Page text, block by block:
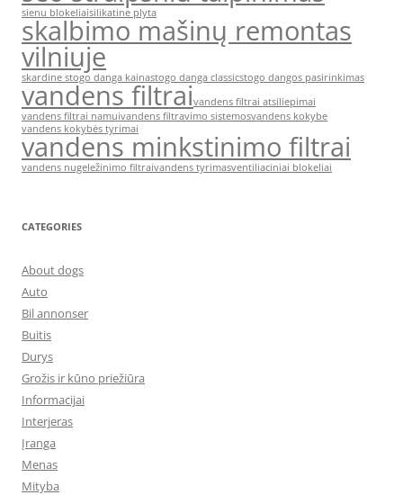
sienu blokeliaisilikatine plyta
skalbimo mašinų remontas
vilniuje
skardine stogo danga kainastogo danga classicstogo dangos pasirinkimas
vandens filtraivandens filtrai atsiliepimai
vandens filtrai namuivandens filtravimo sistemosvandens kokybe
vandens kokybės tyrimai
vandens minkstinimo filtrai
vandens nugeležinimo filtraivandens tyrimasventiliaciniai blokeliai
CATEGORIES
About dogs
Auto
Bil annonser
Buitis
Durys
Grožis ir kūno priežiūra
Informacijai
Interjeras
Įranga
Menas
Mityba